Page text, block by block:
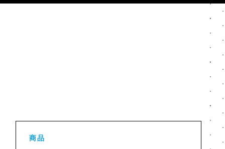
商品